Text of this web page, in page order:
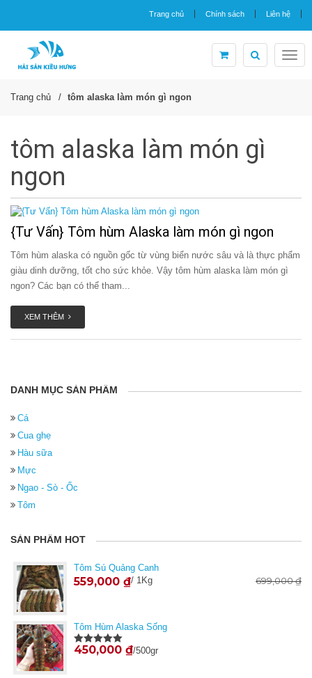
Trang chủ Chính sách Liên hệ
Trang chủ tôm alaska làm món gì ngon
tôm alaska làm món gì
ngon
{Tư Vấn} Tôm hùm Alaska làm món gì ngon
Tôm hùm alaska có nguồn gốc từ vùng biển nước sâu và là thực phẩm
giàu dinh dưỡng, tốt cho sức khỏe. Vậy tôm hùm alaska làm món gì
ngon? Các bạn có thể tham...
XEM THÊM
DANH MỤC SẢN PHẨM
Cá
Cua ghẹ
Hàu sữa
Mực
Ngao - Sò - Ốc
Tôm
SẢN PHẨM HOT
Tôm Sú Quảng Canh
699,000₫
559,000 ₫/ 1Kg
Tôm Hùm Alaska Sống
Được xếp
450,000 ₫/500gr